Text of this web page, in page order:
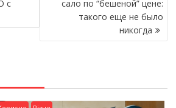
т
и
с
сало по “бешеной” цене:
такого еще не было
никогда